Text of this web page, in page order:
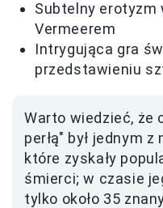
Subtelny erotyzm
Vermeerem
Intrygująca gra
przedstawieniu
Warto wiedzieć, że
perłą" był jednym
które zyskały
śmierci; w czasie
tylko około 35